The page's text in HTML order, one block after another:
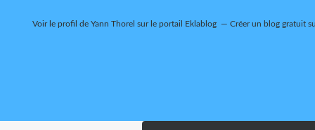
Voir le profil de Yann Thorel sur le portail Eklablog Créer un blog gratuit